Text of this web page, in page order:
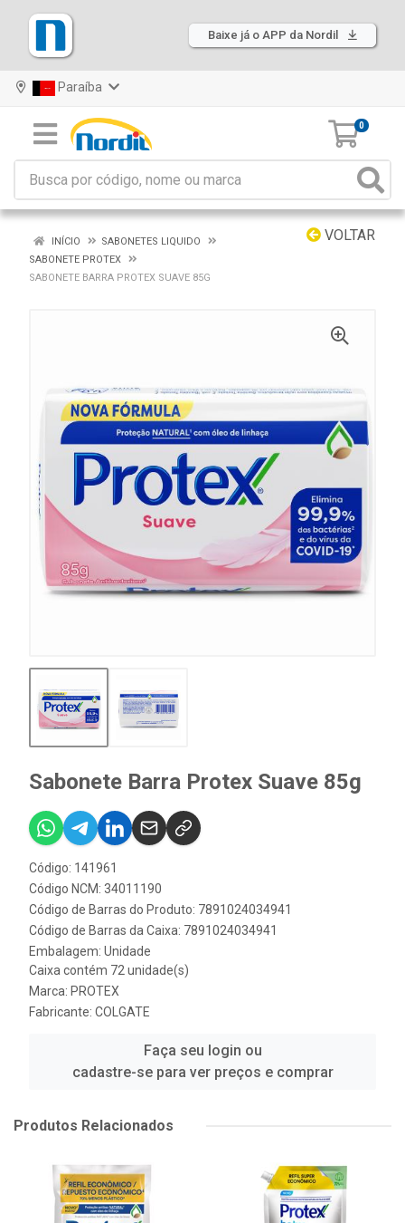
Baixe já o APP da Nordil
Paraíba
0
VOLTAR
INÍCIO
SABONETES LIQUIDO
SABONETE PROTEX
SABONETE BARRA PROTEX SUAVE 85G
Sabonete Barra Protex Suave 85g
Código: 141961
Código NCM: 34011190
Código de Barras do Produto: 7891024034941
Código de Barras da Caixa: 7891024034941
Embalagem: Unidade
Caixa contém 72 unidade(s)
Marca: PROTEX
Fabricante: COLGATE
Faça seu login ou
cadastre-se para ver preços e comprar
Produtos Relacionados